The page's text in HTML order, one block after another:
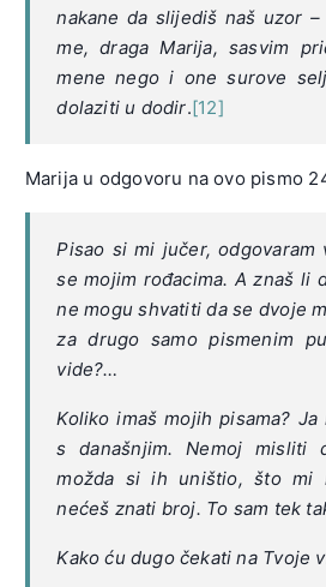
nakane da slijediš naš uzor
me, draga Marija, sasvim
mene nego i one surove
dolaziti u dodir.[12]
Marija u odgovoru na ovo pismo
Pisao si mi jučer, odgovaram
se mojim rođacima. A znaš li
ne mogu shvatiti da se dvoje
za drugo samo pismenim
vide?…
Koliko imaš mojih pisama? Ja
s današnjim. Nemoj misliti
možda si ih uništio, što mi
nećeš znati broj. To sam tek
Kako ću dugo čekati na Tvoje